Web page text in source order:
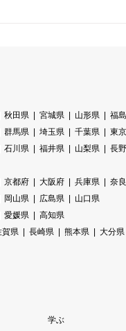
秋田県 宮城県 山形県
福
群馬県 埼玉県 千葉県 東
石川県 福井県 山梨県 長
京都府 大阪府 兵庫県 奈
岡山県 広島県
山口県
愛媛県
高知県
賀県 長崎県 熊本県 大分県
学ぶ